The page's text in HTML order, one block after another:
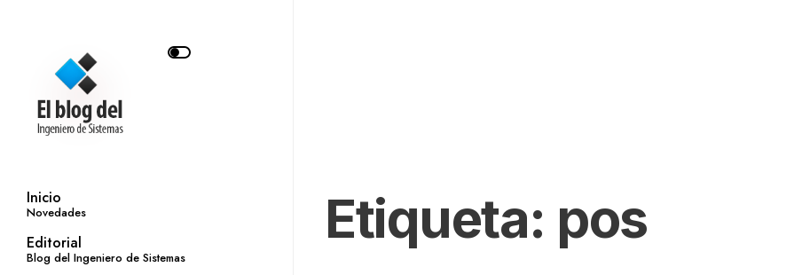
Inicio
Novedades
Editorial
Blog del Ingeniero de Sistemas
Etiqueta: pos